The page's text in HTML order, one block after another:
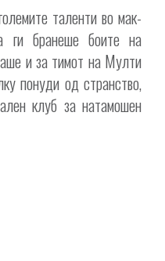
таленти во мак-
ги бранеше боите на
и за тимот на Мулти
понуди од странство,
клуб за натамошен